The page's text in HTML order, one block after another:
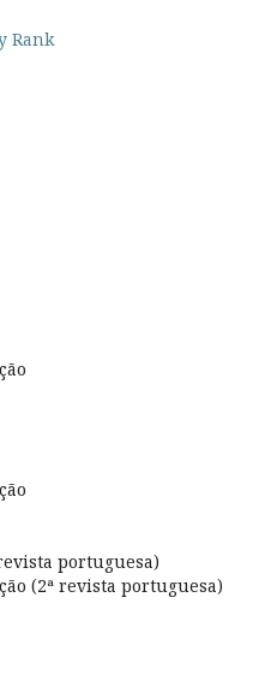
portuguesa)
(2ª revista portuguesa)